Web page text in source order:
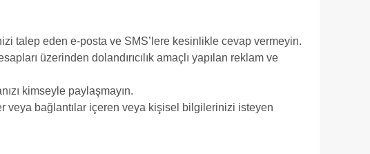
talep eden e-posta ve SMS’lere kesinlikle cevap vermeyin.
üzerinden dolandırıcılık amaçlı yapılan reklam ve
kimseyle paylaşmayın.
veya bağlantılar içeren veya kişisel bilgilerinizi isteyen